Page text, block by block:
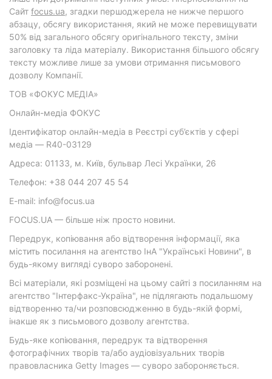
Cайт focus.ua, згадки першоджерела не нижче першого
абзацу, обсягу використання, який не може перевищувати
50% від загального обсягу оригінального тексту, зміни
заголовку та ліда матеріалу. Використання більшого обсягу
тексту можливе лише за умови отримання письмового
дозволу Компанії.
ТОВ «ФОКУС МЕДІА»
Онлайн-медіа ФОКУС
Ідентифікатор онлайн-медіа в Реєстрі суб’єктів у сфері
медіа — R40-03129
Адреса: 01133, м. Київ, бульвар Лесі Українки, 26
Телефон: +38 044 207 45 54
E-mail: info@focus.ua
FOCUS.UA — більше ніж просто новини.
Передрук, копіювання або відтворення інформації, яка
містить посилання на агентство ІнА "Українські Новини", в
будь-якому вигляді суворо заборонені.
Всі матеріали, які розміщені на цьому сайті з посиланням на
агентство "Інтерфакс-Україна", не підлягають подальшому
відтворенню та/чи розповсюдженню в будь-якій формі,
інакше як з письмового дозволу агентства.
Будь-яке копіювання, передрук та відтворення
фотографічних творів та/або аудіовізуальних творів
правовласника Getty Images — суворо забороняється.